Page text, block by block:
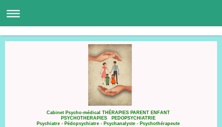
Cabinet Psycho-médical THÉRAPIES PARENT ENFANT
PSYCHOTHERAPIES PEDOPSYCHIATRIE
Psychiatre - Pédopsychiatre - Psychanalyste - Psychothérapeute